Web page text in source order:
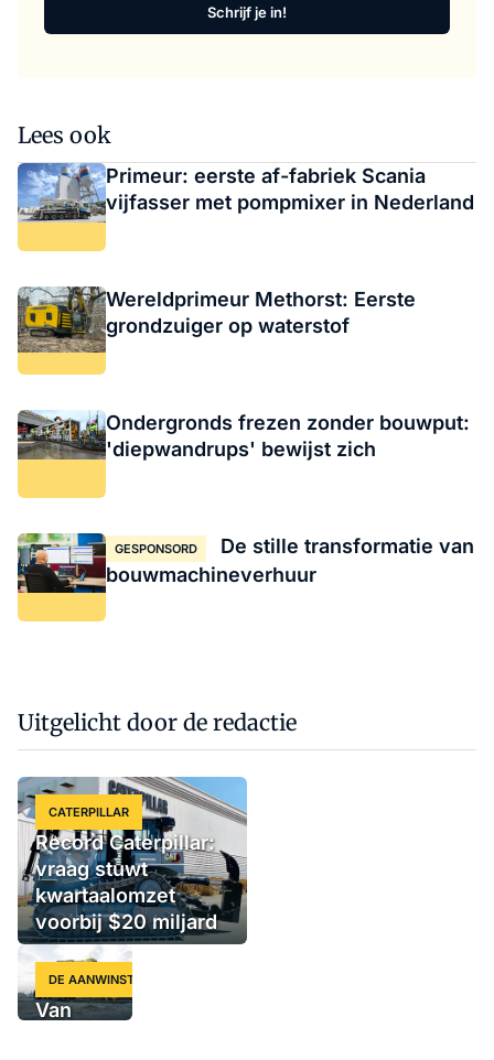
Schrijf je in!
Lees ook
Primeur: eerste af-fabriek Scania
vijfasser met pompmixer in Nederland
Wereldprimeur Methorst: Eerste
grondzuiger op waterstof
Ondergronds frezen zonder bouwput:
'diepwandrups' bewijst zich
GESPONSORD
De stille transformatie van
bouwmachineverhuur
Uitgelicht door de redactie
CATERPILLAR
Record Caterpillar:
vraag stuwt
kwartaalomzet
voorbij $20 miljard
DE AANWINST
Van